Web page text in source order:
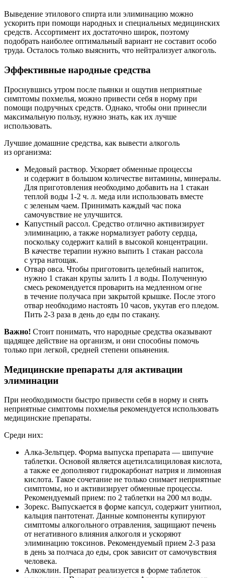
Выведение этилового спирта или элиминацию можно
ускорить при помощи народных и специальных медицинских
средств. Ассортимент их достаточно широк, поэтому
подобрать наиболее оптимальный вариант не составит особо
труда. Осталось только выяснить, что нейтрализует алкоголь.
Эффективные народные средства
Проснувшись утром после пьянки и ощутив неприятные
симптомы похмелья, можно привести себя в норму при
помощи подручных средств. Однако, чтобы они принесли
максимальную пользу, нужно знать, как их лучше
использовать.
Лучшие домашние средства, как вывести алкоголь
из организма:
Медовый раствор. Ускоряет обменные процессы
и содержит в большом количестве витамины, минералы.
Для приготовления необходимо добавить на 1 стакан
теплой воды 1-2 ч. л. меда или использовать вместе
с зеленым чаем. Принимать каждый час пока
самочувствие не улучшится.
Капустный рассол. Средство отлично активизирует
элиминацию, а также нормализует работу сердца,
поскольку содержит калий в высокой концентрации.
В качестве терапии нужно выпить 1 стакан рассола
с утра натощак.
Отвар овса. Чтобы приготовить целебный напиток,
нужно 1 стакан крупы залить 1 л воды. Полученную
смесь рекомендуется проварить на медленном огне
в течение получаса при закрытой крышке. После этого
отвар необходимо настоять 10 часов, укутав его пледом.
Пить 2-3 раза в день до еды по стакану.
Важно! Стоит понимать, что народные средства оказывают
щадящее действие на организм, и они способны помочь
только при легкой, средней степени опьянения.
Медицинские препараты для активации
элиминации
При необходимости быстро привести себя в норму и снять
неприятные симптомы похмелья рекомендуется использовать
медицинские препараты.
Среди них:
Алка-Зельтцер. Форма выпуска препарата — шипучие
таблетки. Основой является ацетилсалициловая кислота,
а также ее дополняют гидрокарбонат натрия и лимонная
кислота. Такое сочетание не только снимает неприятные
симптомы, но и активизирует обменные процессы.
Рекомендуемый прием: по 2 таблетки на 200 мл воды.
Зорекс. Выпускается в форме капсул, содержит унитиол,
кальция пантотенат. Данные компоненты купируют
симптомы алкогольного отравления, защищают печень
от негативного влияния алкоголя и ускоряют
элиминацию токсинов. Рекомендуемый прием 2-3 раза
в день за полчаса до еды, срок зависит от самочувствия
человека.
Алкоклин. Препарат реализуется в форме таблеток